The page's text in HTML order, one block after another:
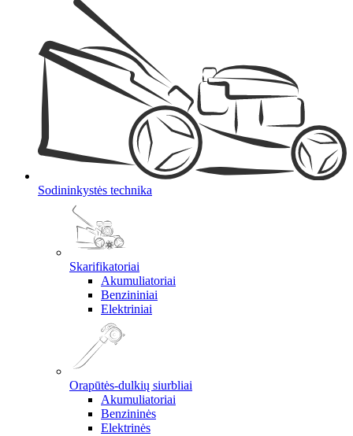
Sodininkystės technika
Skarifikatoriai
Akumuliatoriai
Benzininiai
Elektriniai
Orapūtės-dulkių siurbliai
Akumuliatoriai
Benzininės
Elektrinės